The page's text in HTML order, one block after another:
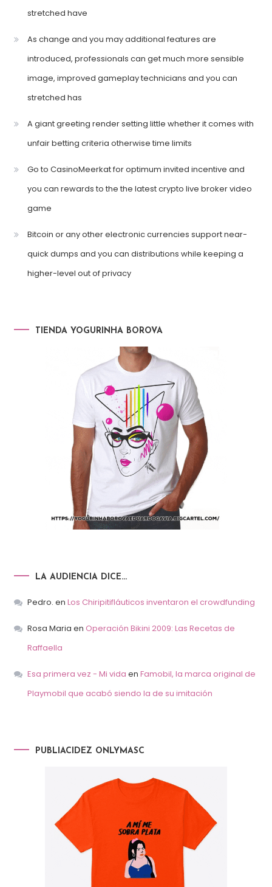
stretched have
As change and you may additional features are
introduced, professionals can get much more sensible
image, improved gameplay technicians and you can
stretched has
A giant greeting render setting little whether it comes with
unfair betting criteria otherwise time limits
Go to CasinoMeerkat for optimum invited incentive and
you can rewards to the the latest crypto live broker video
game
Bitcoin or any other electronic currencies support near-
quick dumps and you can distributions while keeping a
higher-level out of privacy
TIENDA YOGURINHA BOROVA
LA AUDIENCIA DICE…
Pedro. en Los Chiripitifláuticos inventaron el crowdfunding
Rosa Maria en Operación Bikini 2009: Las Recetas de
Raffaella
Esa primera vez - Mi vida en Famobil, la marca original de
Playmobil que acabó siendo la de su imitación
PUBLIACIDEZ ONLYMASC